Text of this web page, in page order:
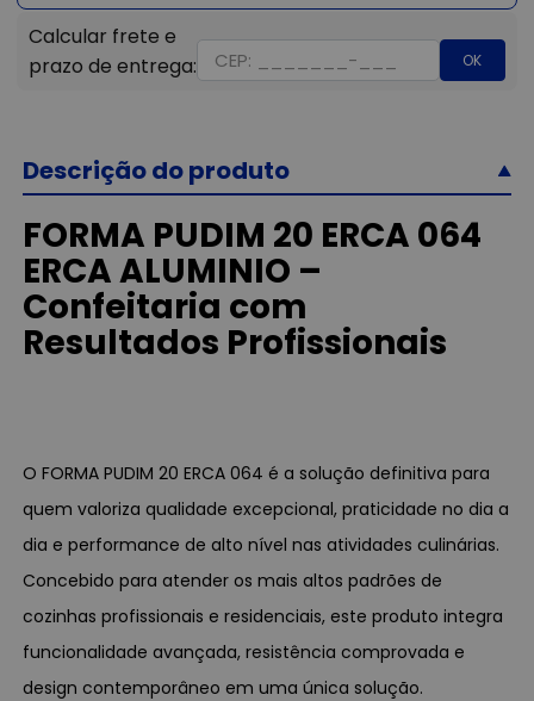
OK
Descrição do produto
FORMA PUDIM 20 ERCA 064
ERCA ALUMINIO –
Confeitaria com
Resultados Profissionais
O FORMA PUDIM 20 ERCA 064 é a solução definitiva para
quem valoriza qualidade excepcional, praticidade no dia a
dia e performance de alto nível nas atividades culinárias.
Concebido para atender os mais altos padrões de
cozinhas profissionais e residenciais, este produto integra
funcionalidade avançada, resistência comprovada e
design contemporâneo em uma única solução.